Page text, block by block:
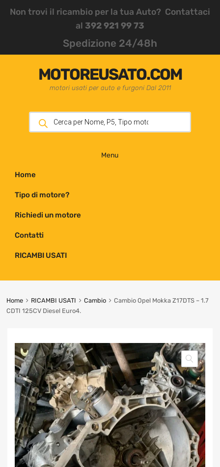
Non trovi il ricambio per la tua Auto? Contattaci
al 392 921 99 73
Spedizione 24/48h
MOTOREUSATO.COM
motori usati per auto e furgoni Dal 2011
Menu
Home
Tipo di motore?
Richiedi un motore
Contatti
RICAMBI USATI
Home RICAMBI USATI Cambio
Cambio Opel Mokka Z17DTS – 1.7
CDTI 125CV Diesel Euro4.